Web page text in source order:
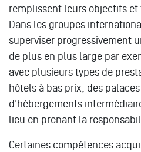
remplissent leurs objectifs
Dans les groupes
superviser progressivement
de plus en plus large par
avec plusieurs types de
hôtels à bas prix, des
d'hébergements
lieu en prenant la
Certaines compétences